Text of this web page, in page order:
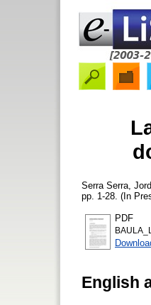
Serra Serra,
pp. 1-28. (In
PDF
English